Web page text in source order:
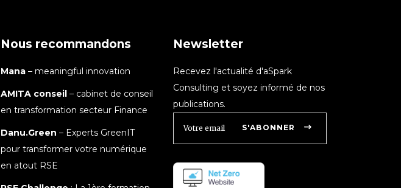
Nous recommandons
Mana – meaningful innovation
AMITA conseil – cabinet de conseil
en transformation secteur Finance
Danu.Green – Experts GreenIT
pour transformer votre numérique
en atout RSE
Newsletter
Recevez l'actualité d'aSpark
Consulting et soyez informé de nos
publications.
S'ABONNER